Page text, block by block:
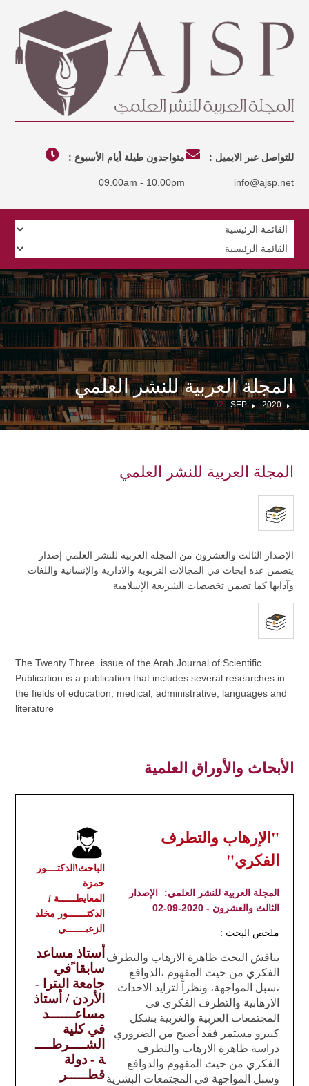
للتواصل عبر الايميل :
info@ajsp.net
متواجدون طيلة أيام الأسبوع :
09.00am - 10.00pm
المجلة العربية للنشر العلمي
2020
SEP
02
المجلة العربية للنشر العلمي
الإصدار الثالث والعشرون من المجلة العربية للنشر العلمي إصدار
يتضمن عدة ابحاث في المجالات التربوية والادارية والإنسانية واللغات
وآدابها كما تضمن تخصصات الشريعة الإسلامية
The Twenty Three issue of the Arab Journal of Scientific
Publication is a publication that includes several researches in
the fields of education, medical, administrative, languages and
literature
الأبحاث والأوراق العلمية
الباحث\الدكتــــور
حمزة
المعايطــــــة /
الدكتـــــــور مخلد
الزعبـــــــي
أستاذ مساعد
سابقا ًفي
جامعة البترا -
الأردن / أستاذ
مساعــــــد
في كلية
الشــــرطــــ
ة - دولة
قطـــــر
"الإرهاب والتطرف
الفكري"
المجلة العربية للنشر العلمي:
الإصدار
الثالث والعشرون - 2020-09-02
ملخص البحث :
يناقش البحث ظاهرة الارهاب والتطرف
الفكري من حيث المفهوم ،الدوافع
،سبل المواجهة، ونظراً لتزايد الاحداث
الارهابية والتطرف الفكري في
المجتمعات العربية والغربية بشكل
كبيرو مستمر فقد أصبح من الضروري
دراسة ظاهرة الارهاب والتطرف
الفكري من حيث المفهوم والدوافع
وسبل المواجهة في المجتمعات البشرية